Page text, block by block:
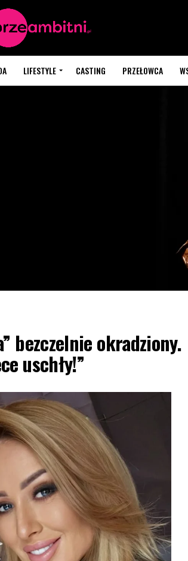
LIFESTYLE CASTING PRZEŁOWCA
bezczelnie okradziony.
uschły!”